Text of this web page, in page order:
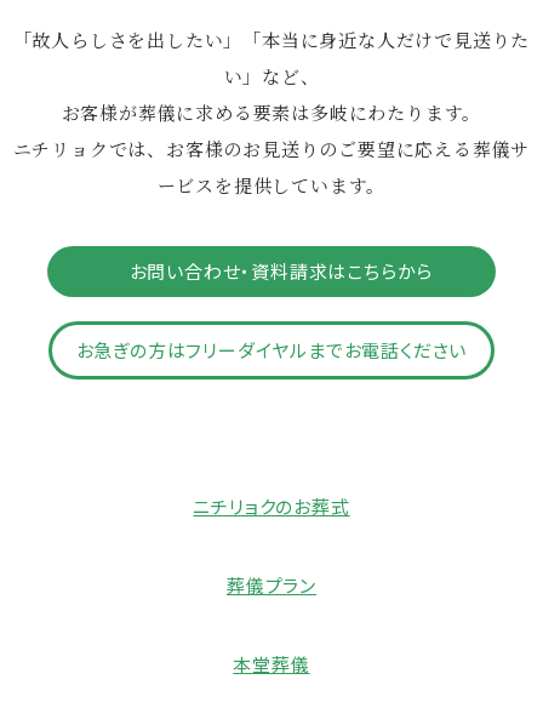
「故人らしさを出したい」「本当に身近な人だけで見送りた
い」など、
お客様が葬儀に求める要素は多岐にわたります。
ニチリョクでは、お客様のお見送りのご要望に応える葬儀サ
ービスを提供しています。
お問い合わせ・資料請求はこちらから
お急ぎの方はフリーダイヤルまでお電話ください
ニチリョクのお葬式
葬儀プラン
本堂葬儀